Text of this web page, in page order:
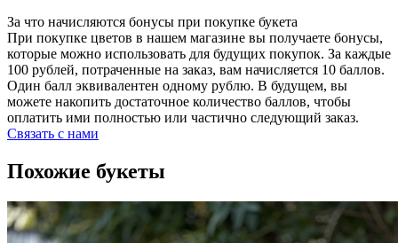
За что начисляются бонусы при покупке букета
При покупке цветов в нашем магазине вы получаете бонусы,
которые можно использовать для будущих покупок. За каждые
100 рублей, потраченные на заказ, вам начисляется 10 баллов.
Один балл эквивалентен одному рублю. В будущем, вы
можете накопить достаточное количество баллов, чтобы
оплатить ими полностью или частично следующий заказ.
Связать с нами
Похожие букеты